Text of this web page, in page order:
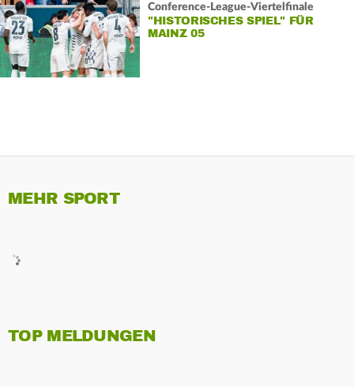
Conference-League-Viertelfinale
"HISTORISCHES SPIEL" FÜR
MAINZ 05
MEHR SPORT
TOP MELDUNGEN